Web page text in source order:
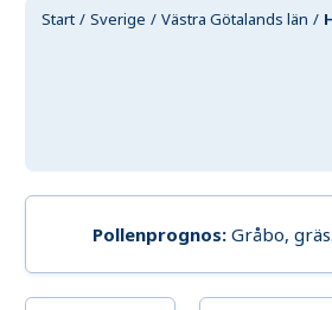
Start Sverige Västra Götalands län
Pollenprognos: Gråbo, gräs.